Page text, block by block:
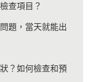
查項目？
題，當天就能出
？如何檢查和預